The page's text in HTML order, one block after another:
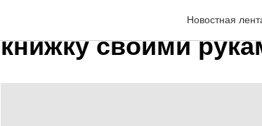
Новостная
"Интересные
книжку своими